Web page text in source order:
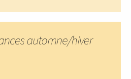
automne/hiver